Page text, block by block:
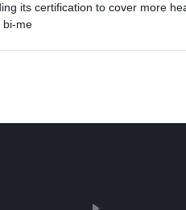
its certification to cover more
bi-me